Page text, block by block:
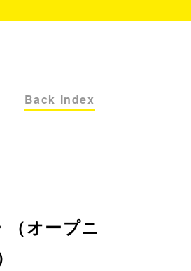
Back Index
（オープニ